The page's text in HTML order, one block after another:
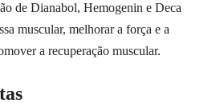
de Dianabol, Hemogenin e Deca
muscular, melhorar a força e a
a recuperação muscular.